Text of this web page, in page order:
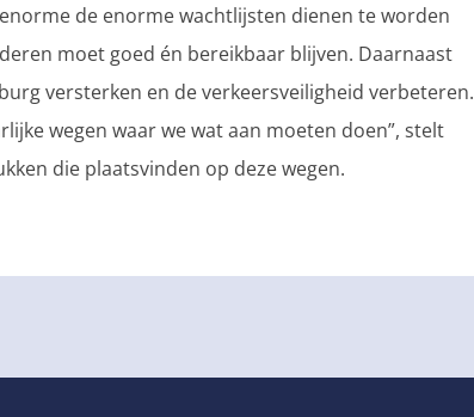
de enorme wachtlijsten dienen te worden
moet goed én bereikbaar blijven. Daarnaast
versterken en de verkeersveiligheid verbeteren.
wegen waar we wat aan moeten doen”, stelt
die plaatsvinden op deze wegen.